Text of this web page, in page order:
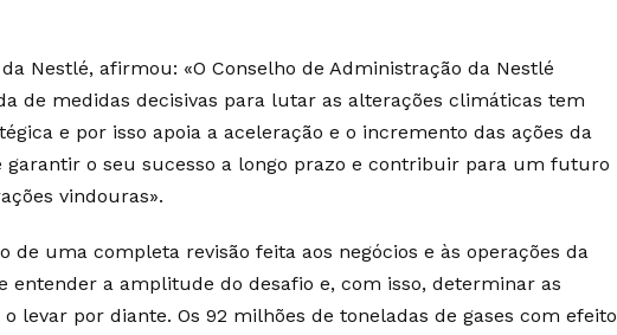
da Nestlé, afirmou: «O Conselho de Administração da Nestlé
de medidas decisivas para lutar as alterações climáticas tem
e por isso apoia a aceleração e o incremento das ações da
garantir o seu sucesso a longo prazo e contribuir para um futuro
vindouras».
de uma completa revisão feita aos negócios e às operações da
entender a amplitude do desafio e, com isso, determinar as
levar por diante. Os 92 milhões de toneladas de gases com efeito